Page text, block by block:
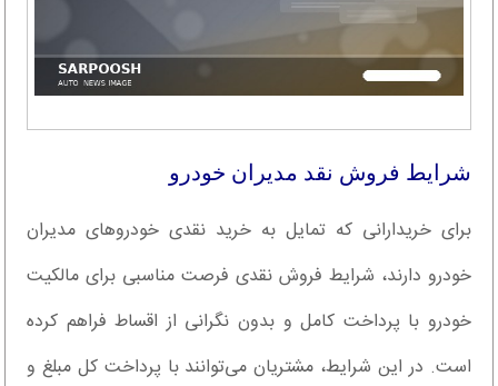
شرایط فروش نقد مدیران خودرو
برای خریدارانی که تمایل به خرید نقدی خودروهای مدیران
خودرو دارند، شرایط فروش نقدی فرصت مناسبی برای مالکیت
خودرو با پرداخت کامل و بدون نگرانی از اقساط فراهم کرده
است. در این شرایط، مشتریان می‌توانند با پرداخت کل مبلغ و